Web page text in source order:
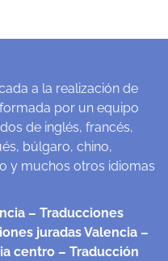
a la realización de
por un equipo
de inglés, francés,
búlgaro, chino,
y muchos otros idiomas
– Traducciones
juradas Valencia –
centro – Traducción